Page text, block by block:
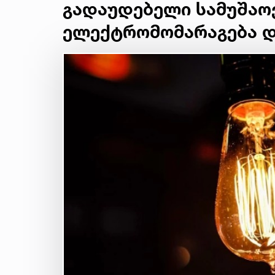
გადაუდებელი
ელექტრომომარაგება